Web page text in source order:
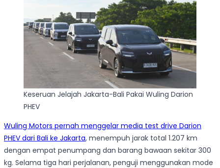
Keseruan Jelajah Jakarta-Bali Pakai Wuling Darion
PHEV
Wuling Motors pernah menggelar media test drive Darion
PHEV dari Bali ke Jakarta, menempuh jarak total 1.207 km
dengan empat penumpang dan barang bawaan sekitar 300
kg. Selama tiga hari perjalanan, penguji menggunakan mode